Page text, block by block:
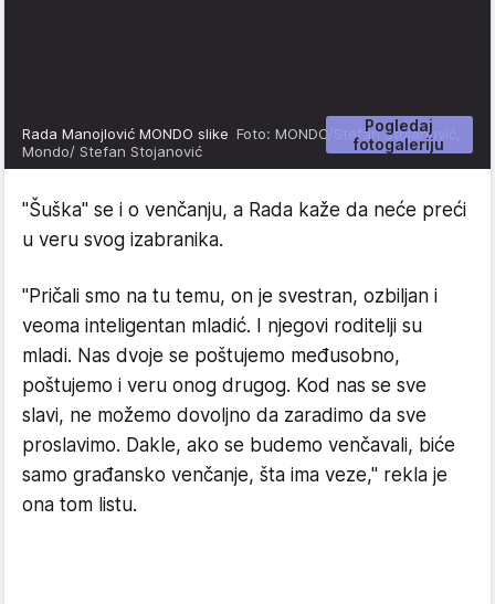
Pogledaj
fotogaleriju
Rada Manojlović MONDO slike Foto: MONDO/Stefan Stojanović,
Mondo/ Stefan Stojanović
"Šuška" se i o venčanju, a Rada kaže da neće preći
u veru svog izabranika.
"Pričali smo na tu temu, on je svestran, ozbiljan i
veoma inteligentan mladić. I njegovi roditelji su
mladi. Nas dvoje se poštujemo međusobno,
poštujemo i veru onog drugog. Kod nas se sve
slavi, ne možemo dovoljno da zaradimo da sve
proslavimo. Dakle, ako se budemo venčavali, biće
samo građansko venčanje, šta ima veze," rekla je
ona tom listu.